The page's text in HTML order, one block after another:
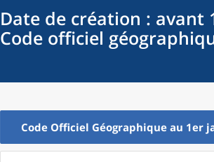
Date de création : avant
Code officiel
Code Officiel Géographique au 1er